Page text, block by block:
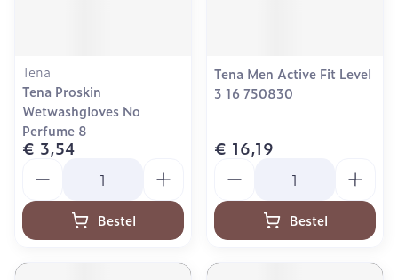
Tena
Tena Proskin
Wetwashgloves No
Perfume 8
€ 3,54
Bestel
Tena Men Active Fit Level
3 16 750830
€ 16,19
Bestel